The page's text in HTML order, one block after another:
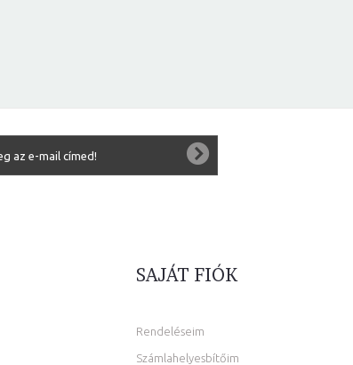
SAJÁT FIÓK
Rendeléseim
Számlahelyesbítőim